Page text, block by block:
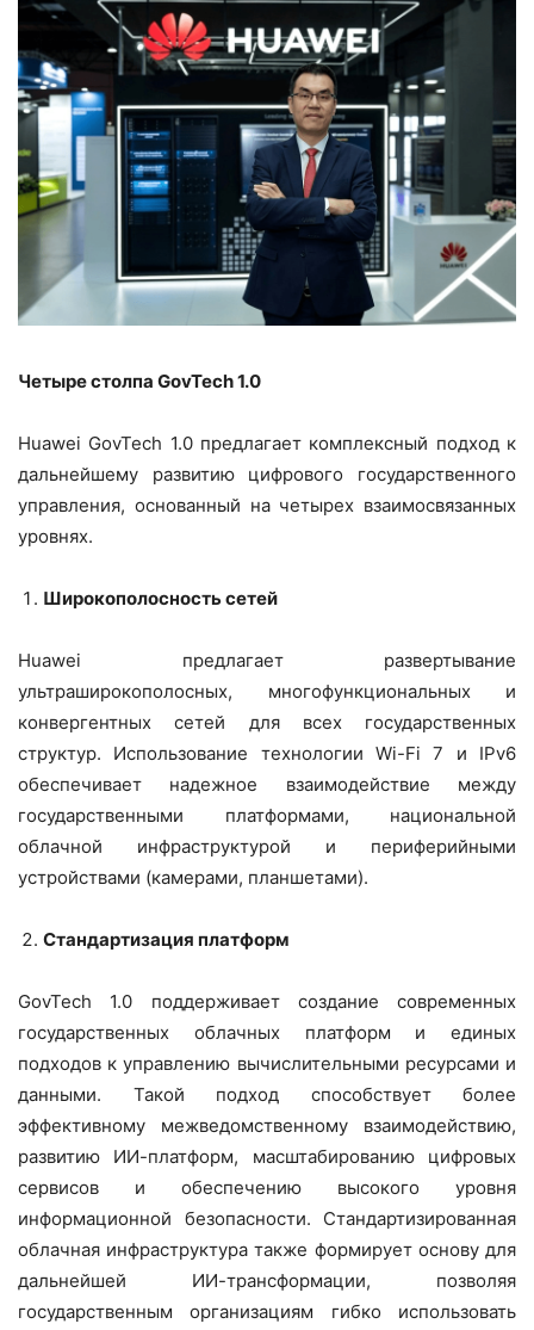
Четыре столпа GovTech 1.0
Huawei GovTech 1.0 предлагает комплексный подход к
дальнейшему развитию цифрового государственного
управления, основанный на четырех взаимосвязанных
уровнях.
Широкополосность сетей
Huawei предлагает развертывание
ультраширокополосных, многофункциональных и
конвергентных сетей для всех государственных
структур. Использование технологии Wi-Fi 7 и IPv6
обеспечивает надежное взаимодействие между
государственными платформами, национальной
облачной инфраструктурой и периферийными
устройствами (камерами, планшетами).
Стандартизация платформ
GovTech 1.0 поддерживает создание современных
государственных облачных платформ и единых
подходов к управлению вычислительными ресурсами и
данными. Такой подход способствует более
эффективному межведомственному взаимодействию,
развитию ИИ-платформ, масштабированию цифровых
сервисов и обеспечению высокого уровня
информационной безопасности. Стандартизированная
облачная инфраструктура также формирует основу для
дальнейшей ИИ-трансформации, позволяя
государственным организациям гибко использовать